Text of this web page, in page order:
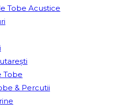
Tobe Acustice
Tobe
& Percutii